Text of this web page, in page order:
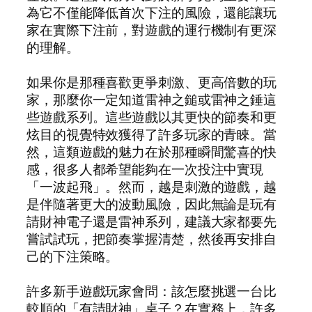
為它不僅能降低首次下注的風險，還能讓玩
家在實際下注前，對遊戲的運行機制有更深
的理解。
如果你是那種喜歡更爭刺激、更高倍數的玩
家，那麼你一定知道雷神之鎚或雷神之錘這
些遊戲系列。這些遊戲以其更快的節奏和更
炫目的視覺特效獲得了許多玩家的青睞。當
然，這類遊戲的魅力在於那種瞬間驚喜的快
感，很多人都希望能夠在一次投注中實現
「一波起飛」。然而，越是刺激的遊戲，越
是伴隨著更大的波動風險，因此無論是玩有
請財神電子還是雷神系列，建議大家都要先
嘗試試玩，把節奏掌握清楚，然後再安排自
己的下注策略。
許多新手遊戲玩家會問：該怎麼挑選一台比